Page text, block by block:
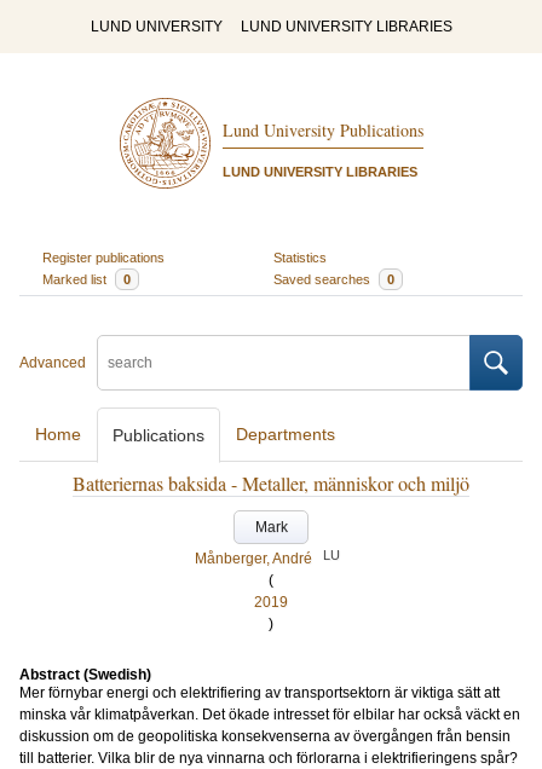
LUND UNIVERSITY LUND UNIVERSITY LIBRARIES
Lund University Publications
LUND UNIVERSITY LIBRARIES
Register publications
Statistics
Marked list
0 Saved searches 0
Advanced
Home Publications Departments
Batteriernas baksida - Metaller, människor och miljö
Mark
Månberger, André
LU
(
2019
)
Abstract (Swedish)
Mer förnybar energi och elektrifiering av transportsektorn är viktiga sätt att
minska vår klimatpåverkan. Det ökade intresset för elbilar har också väckt en
diskussion om de geopolitiska konsekvenserna av övergången från bensin
till batterier. Vilka blir de nya vinnarna och förlorarna i elektrifieringens spår?